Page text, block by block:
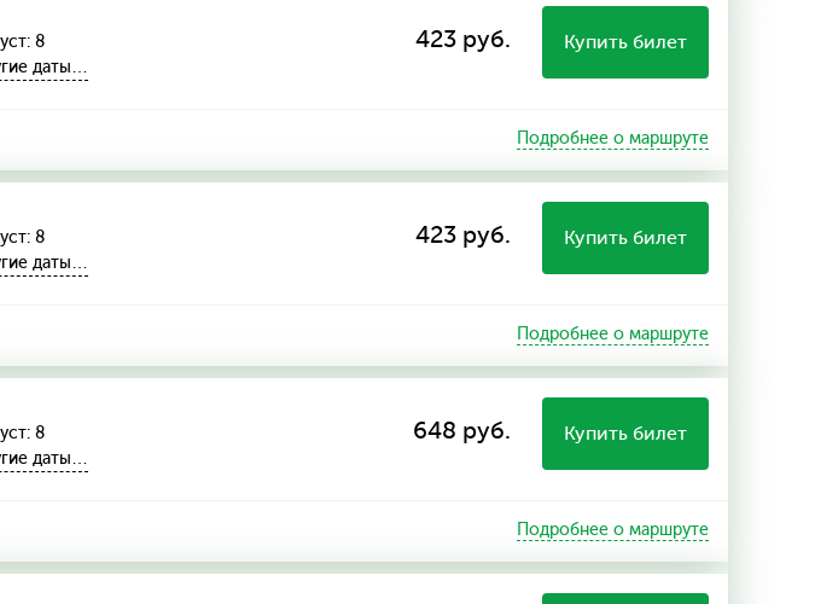
8
даты…
423 руб. Купить билет
Подробнее о маршруте
8
даты…
423 руб. Купить билет
Подробнее о маршруте
8
даты…
648 руб. Купить билет
Подробнее о маршруте